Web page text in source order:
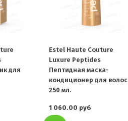
для
Estel Haute Couture
Luxure Peptides
Пептидная маска-
кондиционер для волос
250 мл.
1 060.00 руб